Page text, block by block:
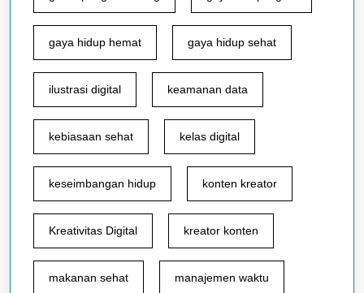
gaya hidup hemat gaya hidup sehat
ilustrasi digital keamanan data
kebiasaan sehat kelas digital
keseimbangan hidup konten kreator
Kreativitas Digital kreator konten
makanan sehat manajemen waktu